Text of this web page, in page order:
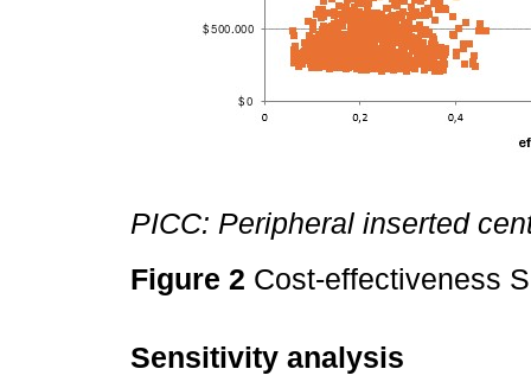
PICC: Peripheral inserted
Figure 2 Cost-effectiveness
Sensitivity analysis